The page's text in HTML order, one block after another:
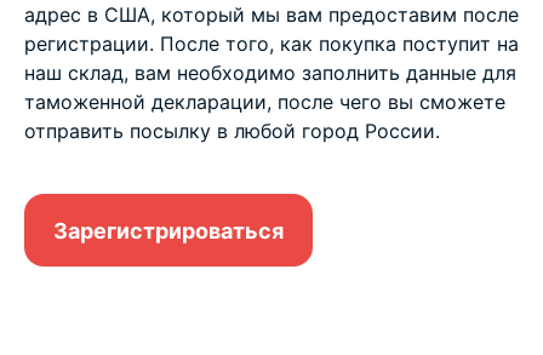
адрес в США, который мы вам предоставим после
регистрации. После того, как покупка поступит на
наш склад, вам необходимо заполнить данные для
таможенной декларации, после чего вы сможете
отправить посылку в любой город России.
Зарегистрироваться